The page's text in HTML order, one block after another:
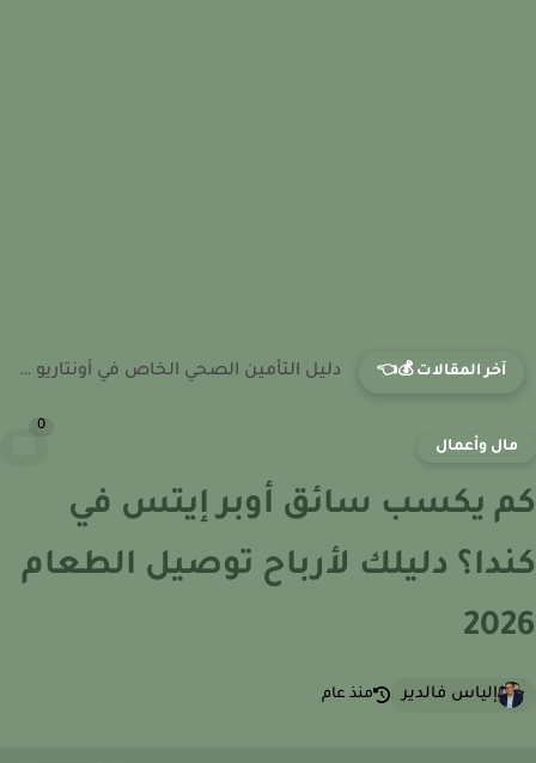
آخر المقالات 💰👈 أفضل خطط التأمين الصحي الخاص في ألبرتا 2026 | مقارنة...
وأعمال
يكسب سائق أوبر إيتس في
دليلك لأرباح توصيل الطعام
إلياس فالدير منذ عام